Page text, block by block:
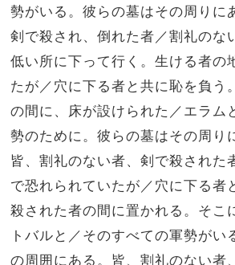
勢がいる。彼らの墓はその周りに
剣で殺され、倒れた者／割礼のな
低い所に下って行く。生ける者の
たが／穴に下る者と共に恥を負う
の間に、床が設けられた／エラム
勢のために。彼らの墓はその周り
皆、割礼のない者、剣で殺された
で恐れられていたが／穴に下る者
殺された者の間に置かれる。そこ
トバルと／そのすべての軍勢がい
の周囲にある。皆、割礼のない者